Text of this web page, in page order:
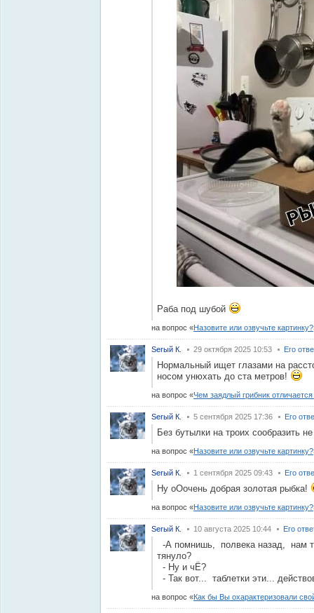
Раба под шубой
на вопрос Назовите или озвучьте картинку?
Serый К. 29 октября 2025 10:53 Его
Нормальный ищет глазами на
носом унюхать до ста метров!
на вопрос Чем заядлый грибник
Serый К. 5 сентября 2025 17:36 Его
Без бутылки на троих сообразить
на вопрос Назовите или озвучьте картинку?
Serый К. 1 сентября 2025 09:43 Его
Ну оОочень добрая золотая рыбка!
на вопрос Назовите или озвучьте картинку?
Serый К. 10 августа 2025 10:44 Его
-А помнишь, полвека назад, нам
тянуло?
- Ну и чЁ?
- Так вот... таблетки эти...
на вопрос Как бы Вы охарактеризовали